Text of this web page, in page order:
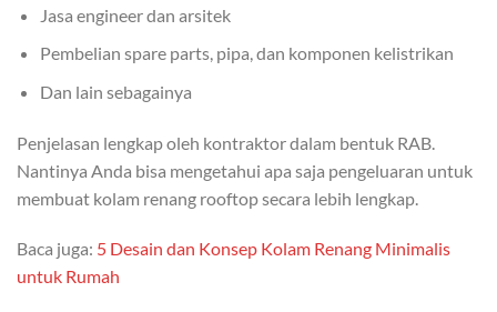
Jasa engineer dan arsitek
Pembelian spare parts, pipa, dan komponen kelistrikan
Dan lain sebagainya
Penjelasan lengkap oleh kontraktor dalam bentuk RAB.
Nantinya Anda bisa mengetahui apa saja pengeluaran untuk
membuat kolam renang rooftop secara lebih lengkap.
Baca juga: 5 Desain dan Konsep Kolam Renang Minimalis
untuk Rumah